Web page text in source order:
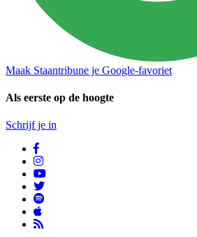
Maak Staantribune je Google-favoriet
Als eerste op de hoogte
Schrijf je in